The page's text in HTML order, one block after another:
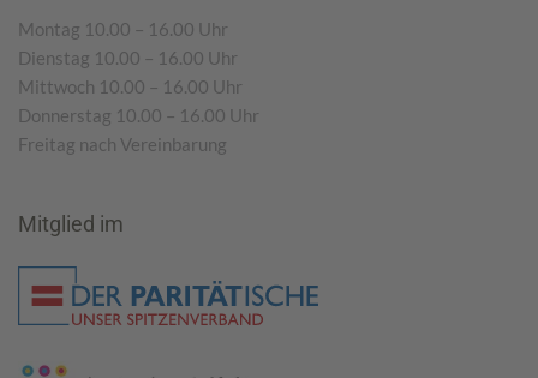
Montag 10.00 – 16.00 Uhr
Dienstag 10.00 – 16.00 Uhr
Mittwoch 10.00 – 16.00 Uhr
Donnerstag 10.00 – 16.00 Uhr
Freitag nach Vereinbarung
Mitglied im